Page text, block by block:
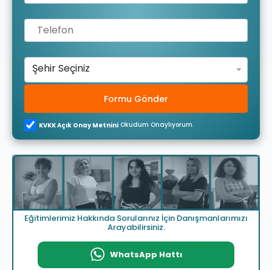
Şehir Seçiniz
Formu Gönder
KVKK Açık Onay Metnini Okudum Onaylıyorum.
Eğitimlerimiz Hakkında Sorularınız İçin Danışmanlarımızı
Arayabilirsiniz.
WhatsApp Hattı